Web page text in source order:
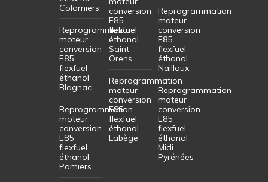
Colomiers
Reprogrammation
moteur
conversion
E85
flexfuel
éthanol
Blagnac
Reprogrammation
moteur
conversion
E85
flexfuel
éthanol
Pamiers
conversion
E85
flexfuel
éthanol
Saint-
Orens
Reprogrammation
moteur
conversion
E85
flexfuel
éthanol
Labège
Reprogrammation
moteur
conversion
E85
flexfuel
éthanol
Nailloux
Reprogrammation
moteur
conversion
E85
flexfuel
éthanol
Midi
Pyrénées